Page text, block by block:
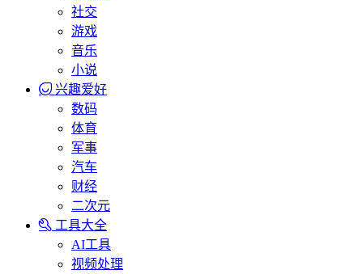
社交
游戏
音乐
小说
兴趣爱好
数码
体育
军事
汽车
财经
二次元
工具大全
AI工具
视频处理